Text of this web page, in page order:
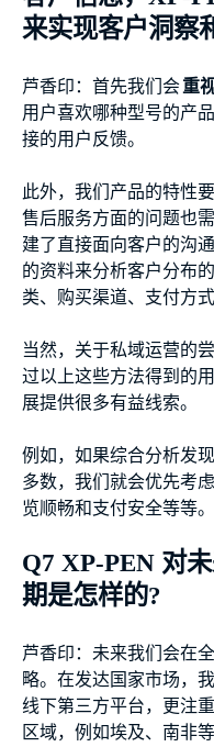
来实现客户洞察
芦香印：首先我们会重
用户喜欢哪种型号的产
接的用户反馈。
此外，我们产品的特性
售后服务方面的问题也
建了直接面向客户的沟
的资料来分析客户分布
类、购买渠道、支付方
当然，关于私域运营的
过以上这些方法得到的
展提供很多有益线索。
例如，如果综合分析发
多数，我们就会优先考
览顺畅和支付安全等等。
Q7 XP-PEN 对
期是怎样的?
芦香印：未来我们会在
略。在发达国家市场，
线下第三方平台，更注
区域，例如埃及、南非